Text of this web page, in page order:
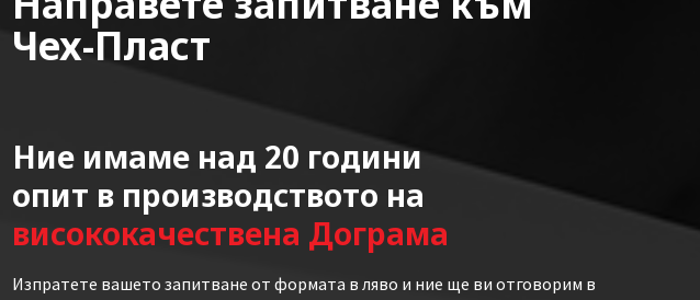
Чех-Пласт
Ние имаме над 20 години
опит в производството на
висококачествена Дограма
Изпратете вашето запитване от формата в ляво и ние ще ви отговорим в